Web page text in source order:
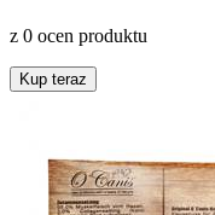
z 0 ocen produktu
Kup teraz